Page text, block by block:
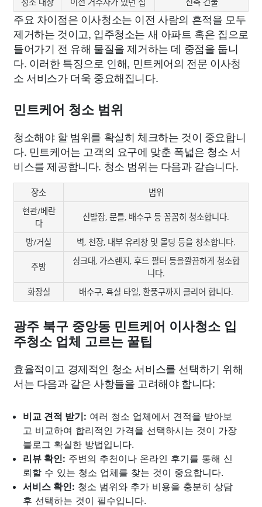
주요 차이점은 이사청소는 이전 사람의 흔적을 모두
제거하는 것이고, 입주청소는 새 아파트 혹은 집으로
들어가기 전 유해 물질을 제거하는 데 중점을 둡니
다. 이러한 특징으로 인해, 민트케어의 전문 이사청
소 서비스가 더욱 중요해집니다.
민트케어 청소 범위
청소해야 할 범위를 확실히 체크하는 것이 중요합니
다. 민트케어는 고객의 요구에 맞춘 폭넓은 청소 서
비스를 제공합니다. 청소 범위는 다음과 같습니다.
장소
범위
현관/베란
다
신발장, 문틀, 배수구 등 꼼꼼히 청소합니다.
방/거실 벽, 천장, 내부 유리창 및 몰딩 등을 청소합니다.
주방
싱크대, 가스렌지, 후드 필터 등을깔끔하게 청소합
니다.
화장실
배수구, 욕실 타일, 환풍구까지 클리어 합니다.
광주 북구 중앙동 민트케어 이사청소 입
주청소 업체 고르는 꿀팁
효율적이고 경제적인 청소 서비스를 선택하기 위해
서는 다음과 같은 사항들을 고려해야 합니다:
비교 견적 받기: 여러 청소 업체에서 견적을 받아보
고 비교하여 합리적인 가격을 선택하시는 것이 가장
블로그 확실한 방법입니다.
리뷰 확인: 주변의 추천이나 온라인 후기를 통해 신
뢰할 수 있는 청소 업체를 찾는 것이 중요합니다.
서비스 확인: 청소 범위와 추가 비용을 충분히 상담
후 선택하는 것이 필수입니다.